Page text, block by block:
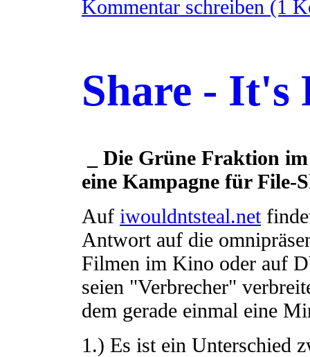
Kommentar schreiben (1
Share - It's
_ Die Grüne Fraktion
eine Kampagne für File-
Auf iwouldntsteal.net
Antwort auf die
Filmen im Kino oder auf
seien "Verbrecher"
dem gerade einmal eine
1.) Es ist ein Unterschied